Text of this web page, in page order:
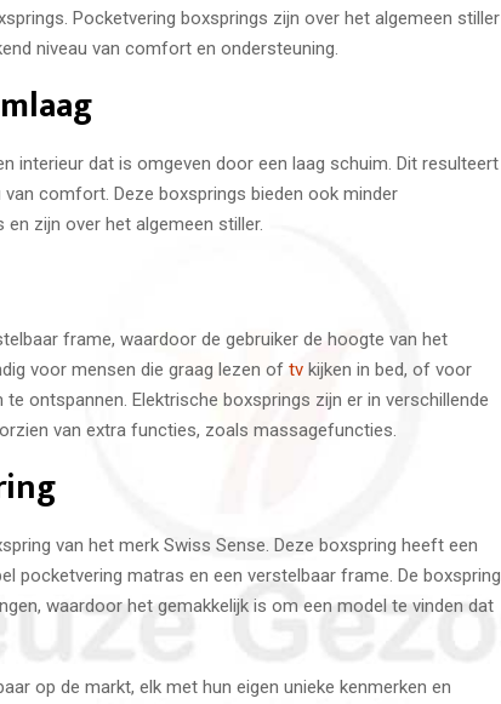
Pocketvering boxsprings zijn over het algemeen stiller
niveau van comfort en ondersteuning.
interieur dat is omgeven door een laag schuim. Dit resulteert
comfort. Deze boxsprings bieden ook minder
zijn over het algemeen stiller.
frame, waardoor de gebruiker de hoogte van het
voor mensen die graag lezen of tv kijken in bed, of voor
ontspannen. Elektrische boxsprings zijn er in verschillende
van extra functies, zoals massagefuncties.
van het merk Swiss Sense. Deze boxspring heeft een
pocketvering matras en een verstelbaar frame. De boxspring
waardoor het gemakkelijk is om een model te vinden dat
op de markt, elk met hun eigen unieke kenmerken en